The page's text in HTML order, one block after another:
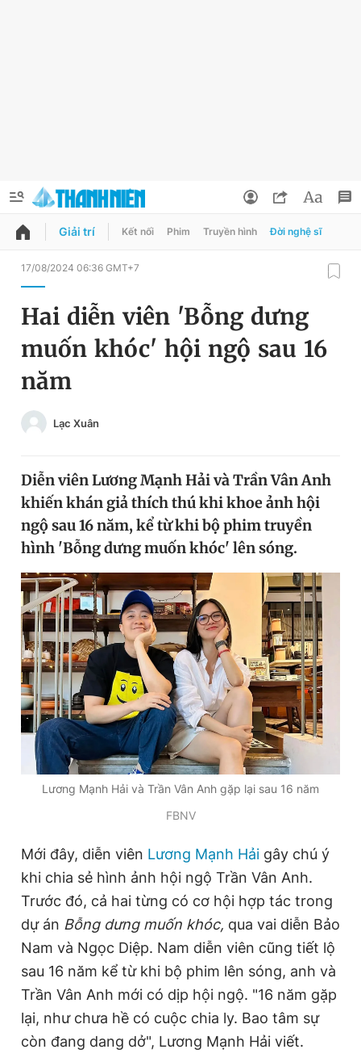
QUẢNG CÁO
Chuyên mục
Chuyên mục khác
Chào ngày mới
Tin thị trường
Video Magazine
Sản phẩm khác
Tiện ích Bạn cần biết
Thông tin tòa soạn Liên hệ quảng cáo
Đọc Thanh Niên trên điện thoại
Theo dõi báo trên
Hotline
0906 645 777
Liên hệ quảng cáo
0908 780 404
Đặt báo Quảng cáo RSS Tòa soạn
Tổng biên tập: Nguyễn Ngọc Toàn
Phó tổng biên tập thường trực: Hải Thành
Phó tổng biên tập: Lâm Hiếu Dũng
Đổi mật khẩu
Tin đã lưu
Giải trí Kết nối Phim Truyền hình Đời nghệ sĩ
17/08/2024 06:36 GMT+7
Hai diễn viên 'Bỗng dưng
muốn khóc' hội ngộ sau 16
năm
Lạc Xuân
Diễn viên Lương Mạnh Hải và Trần Vân Anh
khiến khán giả thích thú khi khoe ảnh hội
ngộ sau 16 năm, kể từ khi bộ phim truyền
hình 'Bỗng dưng muốn khóc' lên sóng.
Lương Mạnh Hải và Trần Vân Anh gặp lại sau 16 năm
FBNV
Mới đây, diễn viên Lương Mạnh Hải gây chú ý
khi chia sẻ hình ảnh hội ngộ Trần Vân Anh.
Trước đó, cả hai từng có cơ hội hợp tác trong
dự án Bỗng dưng muốn khóc, qua vai diễn Bảo
Nam và Ngọc Diệp. Nam diễn viên cũng tiết lộ
sau 16 năm kể từ khi bộ phim lên sóng, anh và
Trần Vân Anh mới có dịp hội ngộ. "16 năm gặp
lại, như chưa hề có cuộc chia ly. Bao tâm sự
còn đang dang dở", Lương Mạnh Hải viết.